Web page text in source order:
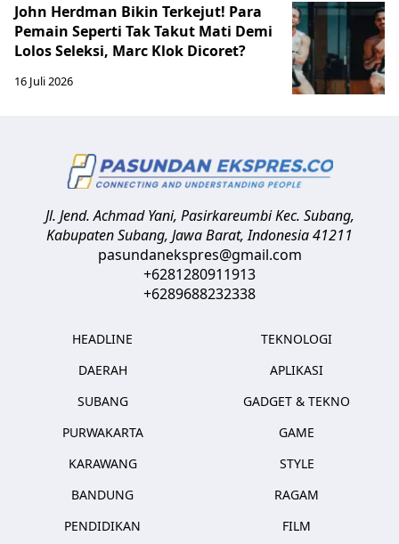
John Herdman Bikin Terkejut! Para
Pemain Seperti Tak Takut Mati Demi
Lolos Seleksi, Marc Klok Dicoret?
16 Juli 2026
Jl. Jend. Achmad Yani, Pasirkareumbi Kec. Subang,
Kabupaten Subang, Jawa Barat,Indonesia41211
pasundanekspres@gmail.com
+6281280911913
+6289688232338
HEADLINE
DAERAH
SUBANG
PURWAKARTA
KARAWANG
BANDUNG
PENDIDIKAN
TEKNOLOGI
APLIKASI
GADGET & TEKNO
GAME
STYLE
RAGAM
FILM